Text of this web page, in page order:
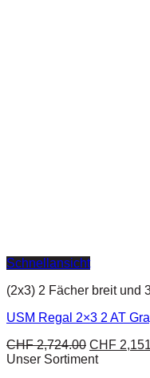
Schnellansicht
(2x3) 2 Fächer breit und
USM Regal 2×3 2 AT
CHF2,724.00 CHF
Unser Sortiment